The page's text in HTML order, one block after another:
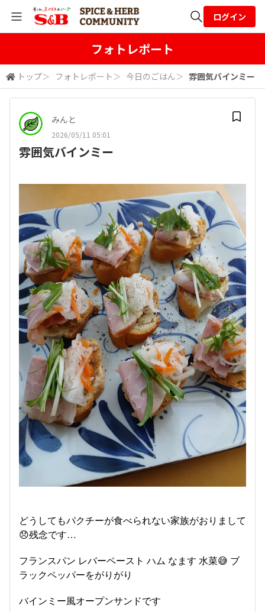
検索
ログイン
フォトレポート
トップ＞ フォトレポート ＞ 今日のごはん＞ 雰囲気バインミー
みんと
2026/05/11 05:01
雰囲気バインミー
どうしてもパクチーが食べられない家族がおりまして
😞残念です…
フランスパン レバーペースト ハム なます 水菜😅 ブ
ラックペッパーをがりがり
バインミー風オープンサンドです